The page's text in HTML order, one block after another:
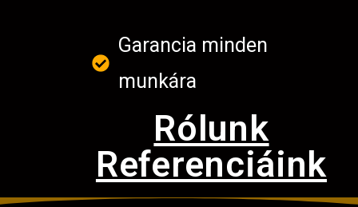
Garancia minden
munkára
Rólunk
Referenciáink